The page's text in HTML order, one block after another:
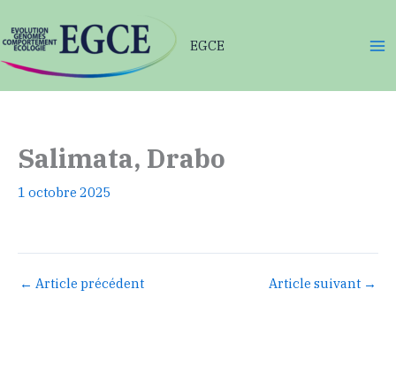
au
contenu
EGCE
Salimata, Drabo
1 octobre 2025
← Article précédent Article suivant →